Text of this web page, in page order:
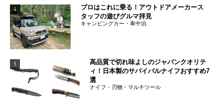
4
プロはこれに乗る！アウトドアメーカース
タッフの遊びグルマ拝見
キャンピングカー・車中泊
5
高品質で切れ味よしのジャパンクオリテ
ィ！日本製のサバイバルナイフおすすめ7
選
ナイフ・刃物・マルチツール